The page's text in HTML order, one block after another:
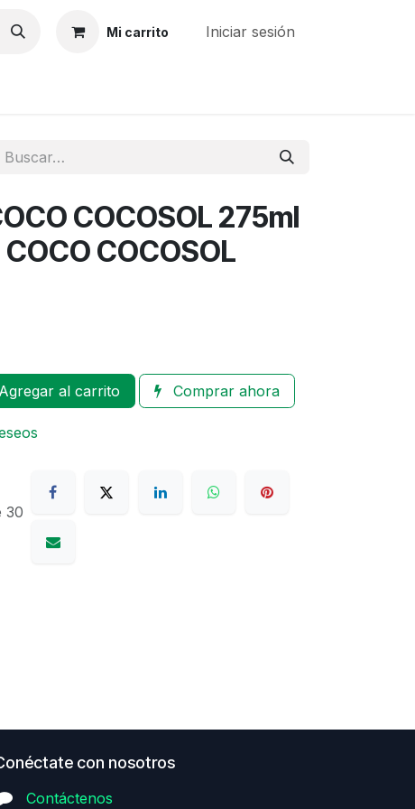
Mi carrito Iniciar sesión
COCOSOL 275ml
COCO COCOSOL
Agregar al carrito Comprar ahora
30
con nosotros
Contáctenos